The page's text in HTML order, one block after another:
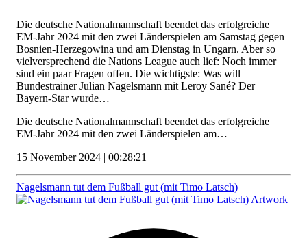
Die deutsche Nationalmannschaft beendet das erfolgreiche
EM-Jahr 2024 mit den zwei Länderspielen am Samstag gegen
Bosnien-Herzegowina und am Dienstag in Ungarn. Aber so
vielversprechend die Nations League auch lief: Noch immer
sind ein paar Fragen offen. Die wichtigste: Was will
Bundestrainer Julian Nagelsmann mit Leroy Sané? Der
Bayern-Star wurde…
Die deutsche Nationalmannschaft beendet das erfolgreiche
EM-Jahr 2024 mit den zwei Länderspielen am…
15 November 2024 | 00:28:21
Nagelsmann tut dem Fußball gut (mit Timo Latsch)